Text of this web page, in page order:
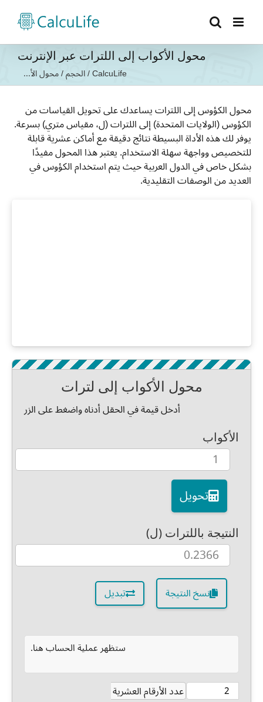
محول الأكواب إلى اللترات عبر الإنترنت
CalcuLife
/الحجم/محول الأ...
محول الكؤوس إلى اللترات يساعدك على تحويل القياسات من
الكؤوس (الولايات المتحدة) إلى اللترات (ل، مقياس متري) بسرعة.
يوفر لك هذه الأداة البسيطة نتائج دقيقة مع أماكن عشرية قابلة
للتخصيص وواجهة سهلة الاستخدام. يعتبر هذا المحول مفيدًا
بشكل خاص في الدول العربية حيث يتم استخدام الكؤوس في
العديد من الوصفات التقليدية.
محول الأكواب إلى لترات
أدخل قيمة في الحقل أدناه واضغط على الزر
الأكواب
تحويل
النتيجة باللترات (ل)
نسخ النتيجة تبديل
ستظهر عملية الحساب هنا.
عدد الأرقام العشرية